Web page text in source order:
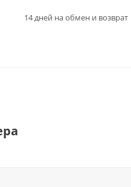
14 дней на обмен и возврат